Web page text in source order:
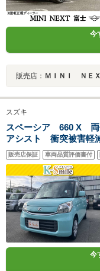
今
販売店： ＭＩＮＩ ＮＥ
スズキ
スペーシア 660 X
アシスト 衝突被害軽
ドリングストップ 電
ベンチシート CVT
販売店保証 車両品質評価書付
今